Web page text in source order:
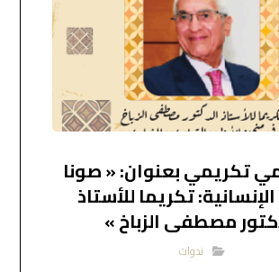
تكريمي بعنوان: « صونا
تكريما للأستاذ
مصطفى الزباخ »
ندوات